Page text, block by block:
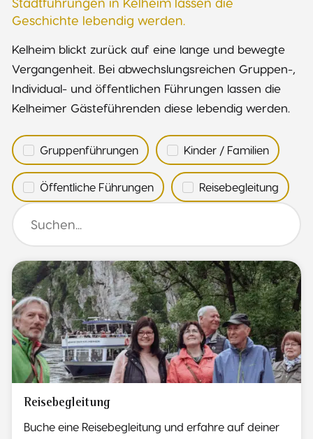
Geschichte lebendig werden.
Kelheim blickt zurück auf eine lange und bewegte
Vergangenheit. Bei abwechslungsreichen Gruppen-,
Individual- und öffentlichen Führungen lassen die
Kelheimer Gästeführenden diese lebendig werden.
Gruppenführungen Kinder / Familien
Öffentliche Führungen Reisebegleitung
Reisebegleitung
Buche eine Reisebegleitung und erfahre auf deiner